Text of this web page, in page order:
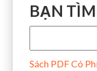
BẠN TÌM
Sách PDF Có